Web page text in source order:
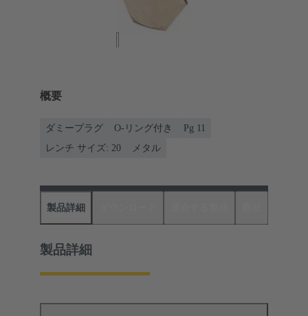
概要
ダミープラグ O-リング付き
Pg 11
レンチ サイズ: 20
メタル
製品詳細
製品詳細